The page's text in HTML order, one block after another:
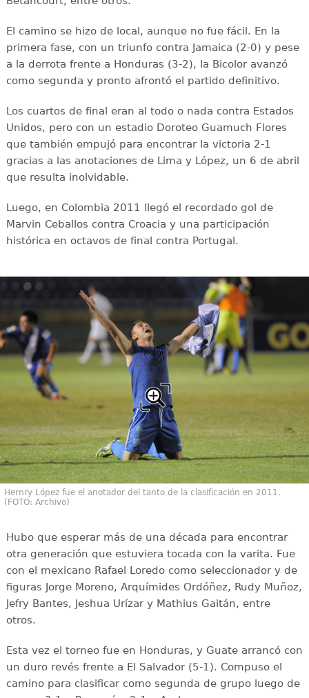
El camino se hizo de local, aunque no fue fácil. En la
primera fase, con un triunfo contra Jamaica (2-0) y pese
a la derrota frente a Honduras (3-2), la Bicolor avanzó
como segunda y pronto afrontó el partido definitivo.
Los cuartos de final eran al todo o nada contra Estados
Unidos, pero con un estadio Doroteo Guamuch Flores
que también empujó para encontrar la victoria 2-1
gracias a las anotaciones de Lima y López, un 6 de abril
que resulta inolvidable.
Luego, en Colombia 2011 llegó el recordado gol de
Marvin Ceballos contra Croacia y una participación
histórica en octavos de final contra Portugal.
Hernry López fue el anotador del tanto de la clasificación en 2011.
(FOTO: Archivo)
Hubo que esperar más de una década para encontrar
otra generación que estuviera tocada con la varita. Fue
con el mexicano Rafael Loredo como seleccionador y de
figuras Jorge Moreno, Arquímides Ordóñez, Rudy Muñoz,
Jefry Bantes, Jeshua Urízar y Mathius Gaitán, entre
otros.
Esta vez el torneo fue en Honduras, y Guate arrancó con
un duro revés frente a El Salvador (5-1). Compuso el
camino para clasificar como segunda de grupo luego de